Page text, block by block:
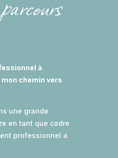
à
mon chemin vers
une grande
en tant que cadre
professionnel a